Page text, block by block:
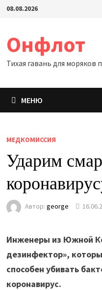
Перейти
08.08.2026
Онфлот
Тихая гавань для
МЕНЮ
МЕДКОМИССИЯ
Ударим
Автор: george
Инженеры из Южной
дезинфектор»,
способен убивать
коронавирус.